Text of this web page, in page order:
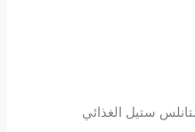
ستيل الغذائي